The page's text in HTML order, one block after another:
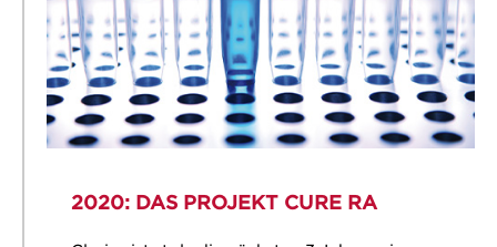
2020: DAS PROJEKT CURE RA